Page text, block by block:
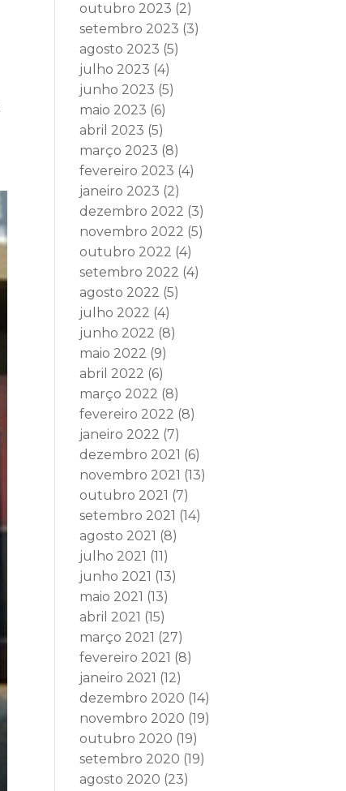
outubro 2023 (2)
setembro 2023 (3)
agosto 2023 (5)
julho 2023 (4)
junho 2023 (5)
maio 2023 (6)
abril 2023 (5)
março 2023 (8)
fevereiro 2023 (4)
janeiro 2023 (2)
dezembro 2022 (3)
novembro 2022 (5)
outubro 2022 (4)
setembro 2022 (4)
agosto 2022 (5)
julho 2022 (4)
junho 2022 (8)
maio 2022 (9)
abril 2022 (6)
março 2022 (8)
fevereiro 2022 (8)
janeiro 2022 (7)
dezembro 2021 (6)
novembro 2021 (13)
outubro 2021 (7)
setembro 2021 (14)
agosto 2021 (8)
julho 2021 (11)
junho 2021 (13)
maio 2021 (13)
abril 2021 (15)
março 2021 (27)
fevereiro 2021 (8)
janeiro 2021 (12)
dezembro 2020 (14)
novembro 2020 (19)
outubro 2020 (19)
setembro 2020 (19)
agosto 2020 (23)